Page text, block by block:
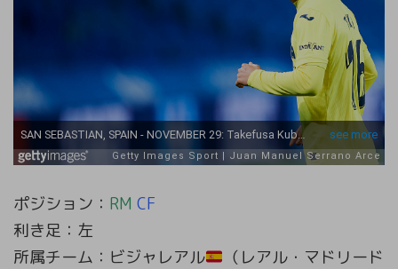
ポジション： RM CF
利き足：左
所属チーム：ビジャレアル
（レアル・マドリード